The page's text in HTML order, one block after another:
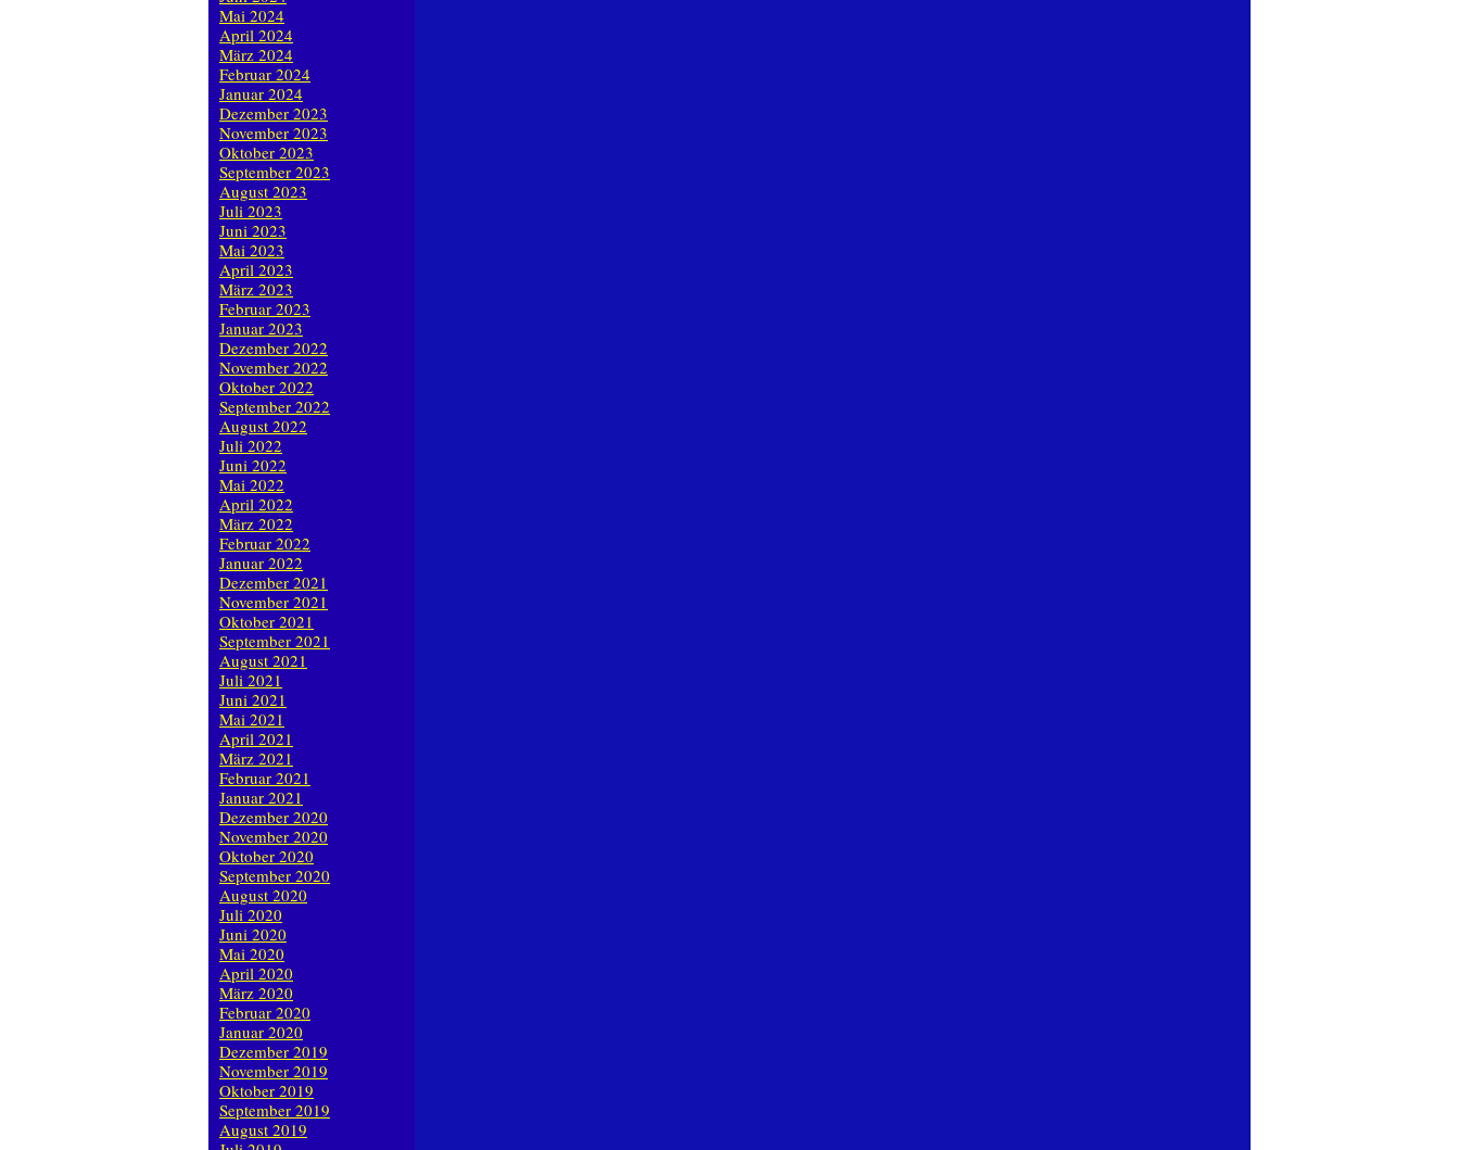
Mai 2024
April 2024
März 2024
Februar 2024
Januar 2024
Dezember 2023
November 2023
Oktober 2023
September 2023
August 2023
Juli 2023
Juni 2023
Mai 2023
April 2023
März 2023
Februar 2023
Januar 2023
Dezember 2022
November 2022
Oktober 2022
September 2022
August 2022
Juli 2022
Juni 2022
Mai 2022
April 2022
März 2022
Februar 2022
Januar 2022
Dezember 2021
November 2021
Oktober 2021
September 2021
August 2021
Juli 2021
Juni 2021
Mai 2021
April 2021
März 2021
Februar 2021
Januar 2021
Dezember 2020
November 2020
Oktober 2020
September 2020
August 2020
Juli 2020
Juni 2020
Mai 2020
April 2020
März 2020
Februar 2020
Januar 2020
Dezember 2019
November 2019
Oktober 2019
September 2019
August 2019